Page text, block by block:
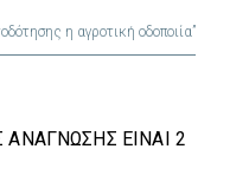
η αγροτική οδοποιία”
ΕΊΝΑΙ 2